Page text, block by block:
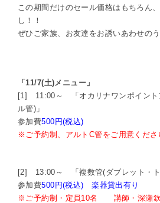
この期間だけのセール価格はもちろん
し！！
ぜひご家族、お友達をお誘いあわせの
「11/7(土)メニュー」
[1] 11:00～ 「オカリナワンポイント
ル管)」
参加費500円(税込)
※ご予約制、アルトC管をご用意くださ
[2] 13:00～ 「複数管(ダブレット・
参加費500円(税込) 楽器貸出有り
※ご予約制・定員10名 講師・深瀬欽